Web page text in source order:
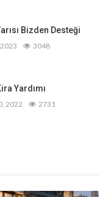
Bizden Desteği
3048
Yardımı
2022 2731